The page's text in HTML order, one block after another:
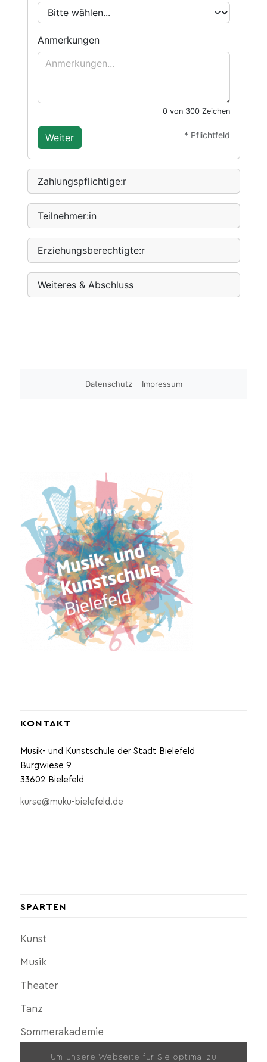
KONTAKT
Musik- und Kunstschule der Stadt Bielefeld
Burgwiese 9
33602 Bielefeld
kurse@muku-bielefeld.de
SPARTEN
Kunst
Musik
Theater
Tanz
Sommerakademie
Um unsere Webseite für Sie optimal zu